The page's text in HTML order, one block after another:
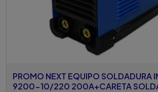
PROMO NEXT EQUIPO SOLDADURA
9200-10/220 200A+CARETA